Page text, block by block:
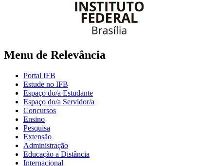
Menu de Relevância
Portal IFB
Estude no IFB
Espaço do/a Estudante
Espaço do/a Servidor/a
Concursos
Ensino
Pesquisa
Extensão
Administração
Educação a Distância
Internacional